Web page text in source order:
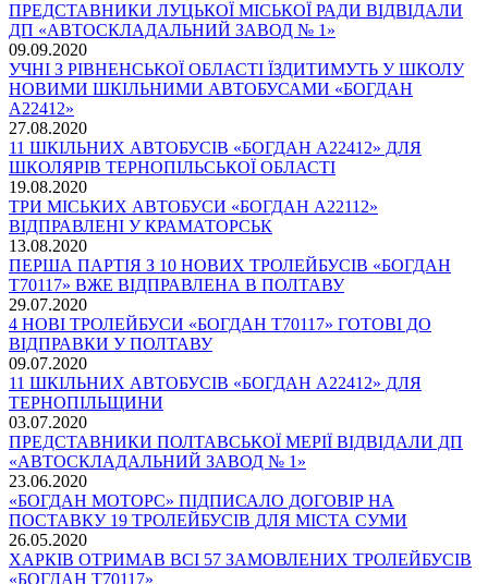
ПРЕДСТАВНИКИ ЛУЦЬКОЇ МІСЬКОЇ РАДИ ВІДВІДАЛИ
ДП «АВТОСКЛАДАЛЬНИЙ ЗАВОД № 1»
09.09.2020
УЧНІ З РІВНЕНСЬКОЇ ОБЛАСТІ ЇЗДИТИМУТЬ У ШКОЛУ
НОВИМИ ШКІЛЬНИМИ АВТОБУСАМИ «БОГДАН
А22412»
27.08.2020
11 ШКІЛЬНИХ АВТОБУСІВ «БОГДАН А22412» ДЛЯ
ШКОЛЯРІВ ТЕРНОПІЛЬСЬКОЇ ОБЛАСТІ
19.08.2020
ТРИ МІСЬКИХ АВТОБУСИ «БОГДАН А22112»
ВІДПРАВЛЕНІ У КРАМАТОРСЬК
13.08.2020
ПЕРША ПАРТІЯ З 10 НОВИХ ТРОЛЕЙБУСІВ «БОГДАН
Т70117» ВЖЕ ВІДПРАВЛЕНА В ПОЛТАВУ
29.07.2020
4 НОВІ ТРОЛЕЙБУСИ «БОГДАН Т70117» ГОТОВІ ДО
ВІДПРАВКИ У ПОЛТАВУ
09.07.2020
11 ШКІЛЬНИХ АВТОБУСІВ «БОГДАН А22412» ДЛЯ
ТЕРНОПІЛЬЩИНИ
03.07.2020
ПРЕДСТАВНИКИ ПОЛТАВСЬКОЇ МЕРІЇ ВІДВІДАЛИ ДП
«АВТОСКЛАДАЛЬНИЙ ЗАВОД № 1»
23.06.2020
«БОГДАН МОТОРС» ПІДПИСАЛО ДОГОВІР НА
ПОСТАВКУ 19 ТРОЛЕЙБУСІВ ДЛЯ МІСТА СУМИ
26.05.2020
ХАРКІВ ОТРИМАВ ВСІ 57 ЗАМОВЛЕНИХ ТРОЛЕЙБУСІВ
«БОГДАН Т70117»